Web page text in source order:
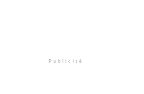
Publicité